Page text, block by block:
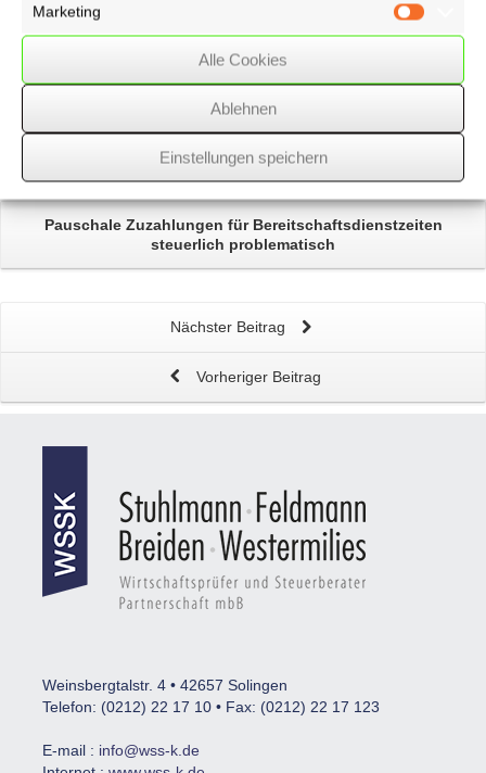
Marketing
Alle Cookies
Ablehnen
Einstellungen speichern
RelatedPosts
wegen Beschädigung eines
Flugzeugreifens
Darlegungs- und Beweislast beiÜberstunden
Pauschale Zuzahlungen für Bereitschaftsdienstzeiten
steuerlich problematisch
Nächster Beitrag
Vorheriger Beitrag
Weinsbergtalstr. 4 • 42657 Solingen
Telefon: (0212) 22 17 10 • Fax: (0212) 22 17 123
E-mail : info@wss-k.de